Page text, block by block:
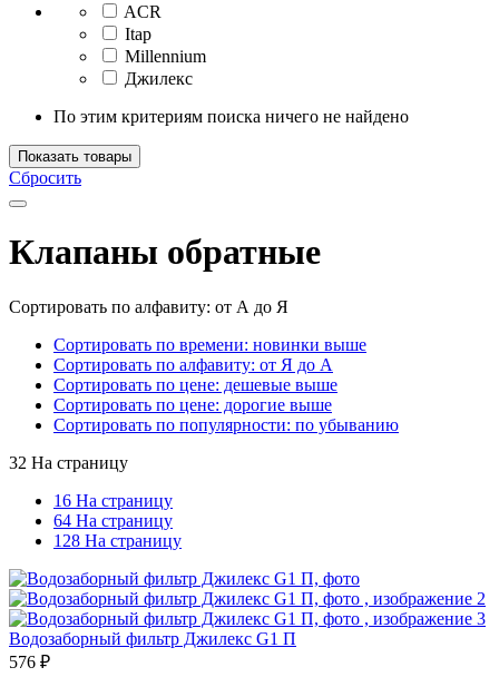
ACR
Itap
Millennium
Джилекс
По этим критериям поиска ничего не найдено
Показать товары
Сбросить
Клапаны обратные
Сортировать по алфавиту: от А до Я
Сортировать по времени: новинки выше
Сортировать по алфавиту: от Я до А
Сортировать по цене: дешевые выше
Сортировать по цене: дорогие выше
Сортировать по популярности: по убыванию
32 На страницу
16 На страницу
64 На страницу
128 На страницу
Водозаборный фильтр Джилекс G1 П
576 ₽